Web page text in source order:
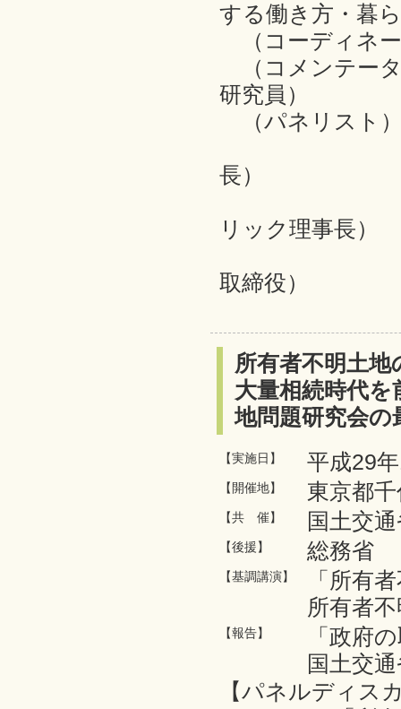
する働き方・暮
（コーディネー
（コメンテー
研究員）
（パネリスト
長）
リック理事長）
取締役）
所有者不明土
大量相続時代
地問題研究会の
【実施日】 平成29
【開催地】 東京都
【共 催】 国土交
【後援】 総務省
【基調講演】
「所有
所有者
【報告】
「政府
国土交
【パネルディス